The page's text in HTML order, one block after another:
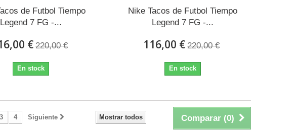
de Futbol Tiempo
Legend 7 FG -...
€ 220,00 €
En stock
Nike Tacos de Futbol Tiempo
Legend 7 FG -...
116,00 € 220,00 €
En stock
Comparar (0)
Mostrar todos
3 4 Siguiente